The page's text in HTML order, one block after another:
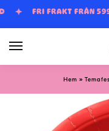
Skip
Skip
FRI FRAKT FRÅN
Hem »